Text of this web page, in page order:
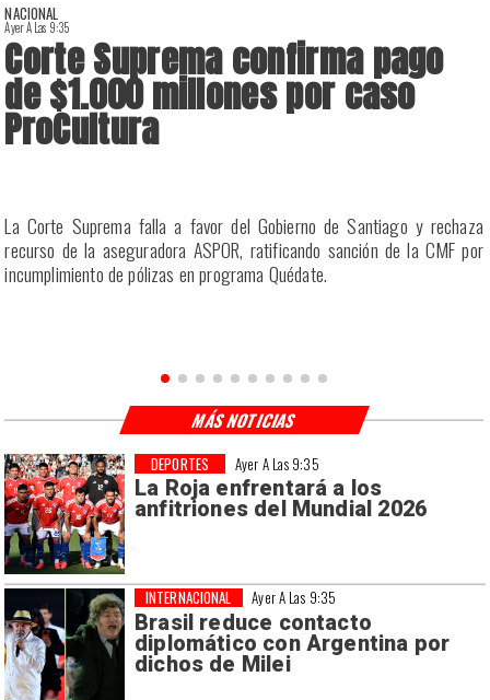
NACIONAL
Ayer A Las 9:35
Corte Suprema confirma pago
de $1.000 millones por caso
ProCultura
La Corte Suprema falla a favor del Gobierno de Santiago y rechaza
recurso de la aseguradora ASPOR, ratificando sanción de la CMF por
incumplimiento de pólizas en programa Quédate.
Ayer A Las 9:35
La Roja enfrentará a los
anfitriones del Mundial 2026
DEPORTES
Ayer A Las 9:35
Brasil reduce contacto
diplomático con Argentina por
dichos de Milei
INTERNACIONAL
MÁS NOTICIAS